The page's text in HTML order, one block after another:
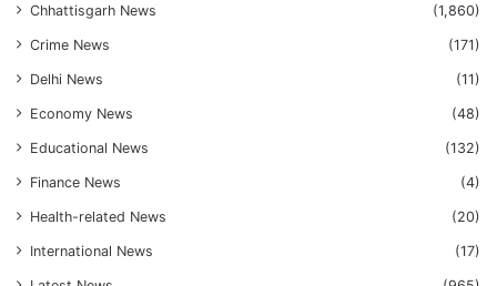
Chhattisgarh News (1,860)
Crime News (171)
Delhi News (11)
Economy News (48)
Educational News (132)
Finance News (4)
Health-related News (20)
International News (17)